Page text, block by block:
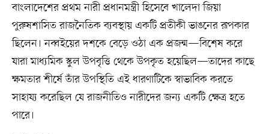
বাংলাদেশের প্রথম নারী প্রধানমন্ত্রী হিসেবে খালেদা জিয়া
পুরুষশাসিত রাজনৈতিক ব্যবস্থায় একটি প্রতীকী ভাঙনের রূপকার
ছিলেন। নব্বইয়ের দশকে বেড়ে ওঠা এক প্রজন্ম—বিশেষ করে
যারা মাধ্যমিক স্কুল উপবৃত্তি থেকে উপকৃত হয়েছিল—তাদের কাছে
ক্ষমতার শীর্ষে তাঁর উপস্থিতি এই ধারণাটিকে স্বাভাবিক করতে
সাহায্য করেছিল যে রাজনীতিও নারীদের জন্য একটি ক্ষেত্র হতে
পারে।